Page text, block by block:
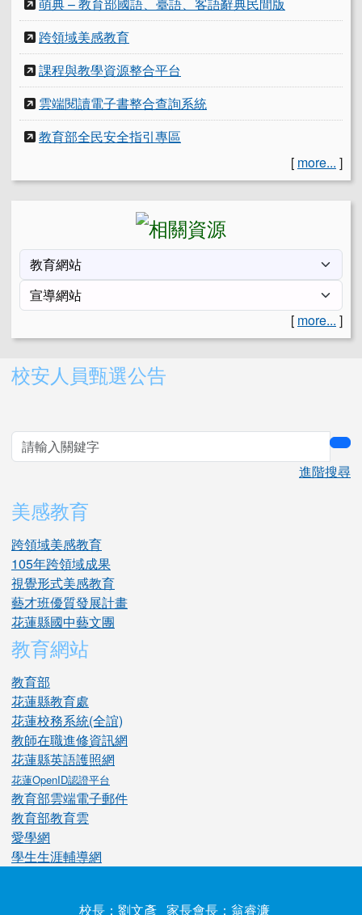
跨領域美感教育
課程與教學資源整合平台
雲端閱讀電子書整合查詢系統
教育部全民安全指引專區
[ more... ]
[ more... ]
右邊區域內容
校安人員甄選公告
進階搜尋
美感教育
跨領域美感教育
105年跨領域成果
視覺形式美感教育
藝才班優質發展計畫
花蓮縣國中藝文團
教育網站
教育部
花蓮縣教育處
花蓮校務系統(全誼)
教師在職進修資訊網
花蓮縣英語護照網
花蓮OpenID認證平台
教育部雲端電子郵件
教育部教育雲
愛學網
學生生涯輔導網
校長：劉文彥 家長會長：翁睿濂